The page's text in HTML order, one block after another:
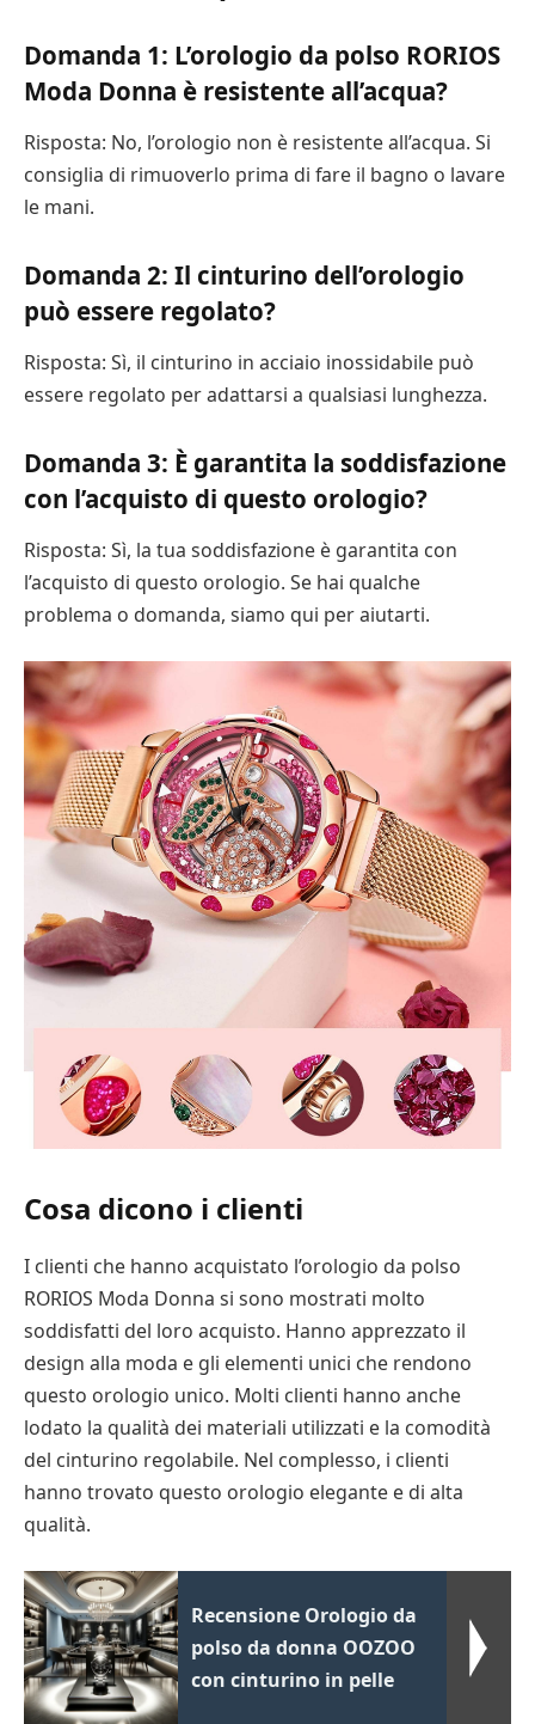
Domanda 1: L’orologio da polso RORIOS
Moda Donna è resistente all’acqua?
Risposta: No, l’orologio non è resistente all’acqua. Si
consiglia di rimuoverlo prima di fare il bagno o lavare
le mani.
Domanda 2: Il cinturino dell’orologio
può essere regolato?
Risposta: Sì, il cinturino in acciaio inossidabile può
essere regolato per adattarsi a qualsiasi lunghezza.
Domanda 3: È garantita la soddisfazione
con l’acquisto di questo orologio?
Risposta: Sì, la tua soddisfazione è garantita con
l’acquisto di questo orologio. Se hai qualche
problema o domanda, siamo qui per aiutarti.
Cosa dicono i clienti
I clienti che hanno acquistato l’orologio da polso
RORIOS Moda Donna si sono mostrati molto
soddisfatti del loro acquisto. Hanno apprezzato il
design alla moda e gli elementi unici che rendono
questo orologio unico. Molti clienti hanno anche
lodato la qualità dei materiali utilizzati e la comodità
del cinturino regolabile. Nel complesso, i clienti
hanno trovato questo orologio elegante e di alta
qualità.
Recensione Orologio da
polso da donna OOZOO
con cinturino in pelle